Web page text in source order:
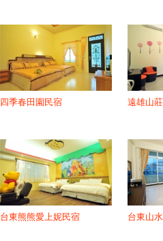
四季春田園民宿 遠雄山
台東熊熊愛上妮民宿 台東山